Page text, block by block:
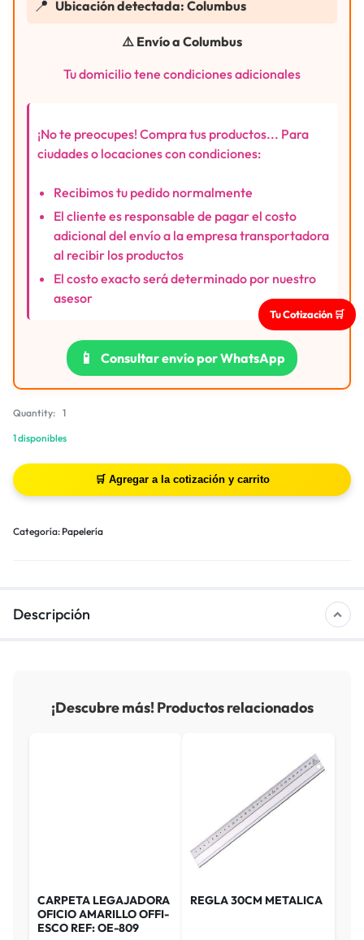
📍 Ubicación detectada: Columbus
⚠️ Envío a Columbus
Tu domicilio tene condiciones adicionales
¡No te preocupes! Compra tus productos... Para
ciudades o locaciones con condiciones:
Recibimos tu pedido normalmente
El cliente es responsable de pagar el costo
adicional del envío a la empresa transportadora
al recibir los productos
El costo exacto será determinado por nuestro
asesor
📱 Consultar envío por WhatsApp
Quantity: 1
1 disponibles
Categoría: Papelería
Descripción
¡Descubre más! Productos relacionados
CARPETA LEGAJADORA
OFICIO AMARILLO OFFI-
ESCO REF: OE-809
REGLA 30CM METALICA
Tu Cotización 🛒